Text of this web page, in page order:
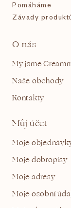
Pomáháme
Závady
O nás
My jsme
Naše obchody
Kontakty
Můj účet
Moje
Moje dobropisy
Moje adresy
Moje osobní